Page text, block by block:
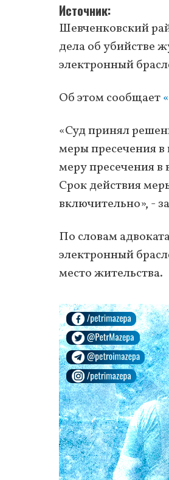
Источник
Шевченковский
дела об убийстве
электронный
Об этом сообщает
«Суд принял
меры пресечения
меру пресечения в
Срок действия
включительно», -
По словам
электронный
место жительства.